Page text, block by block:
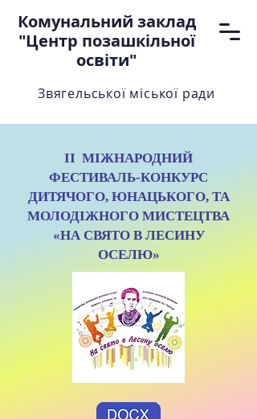
Комунальний заклад
"Центр позашкільної
освіти"
Звягельської міської ради
ІI МІЖНАРОДНИЙ
ФЕСТИВАЛЬ-КОНКУРС
ДИТЯЧОГО, ЮНАЦЬКОГО, ТА
МОЛОДІЖНОГО МИСТЕЦТВА
«НА СВЯТО В ЛЕСИНУ
ОСЕЛЮ»